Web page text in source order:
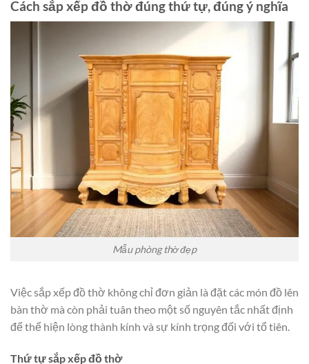
Cách sắp xếp đồ thờ đúng thứ tự, đúng ý nghĩa
Mẫu phòng thờ đẹp
Việc sắp xếp đồ thờ không chỉ đơn giản là đặt các món đồ lên
bàn thờ mà còn phải tuân theo một số nguyên tắc nhất định
để thể hiện lòng thành kính và sự kính trọng đối với tổ tiên.
Thứ tự sắp xếp đồ thờ